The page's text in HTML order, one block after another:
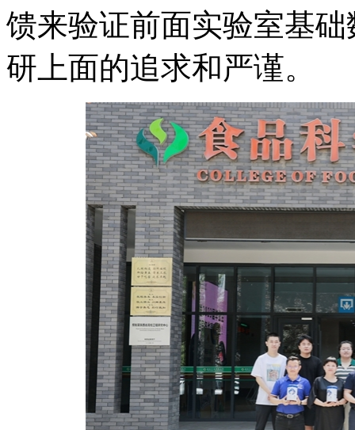
馈来验证前面实验室基
研上面的追求和严谨。